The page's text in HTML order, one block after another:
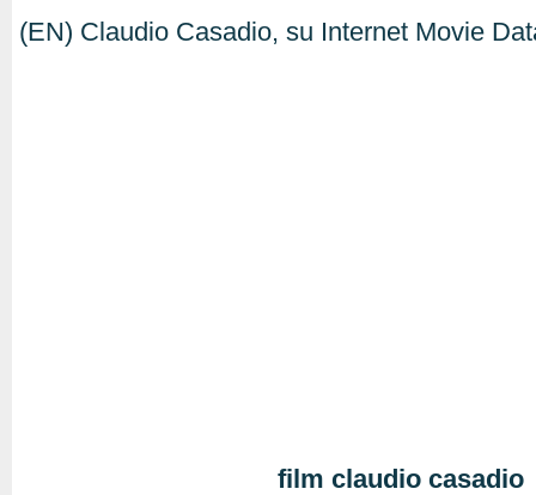
(EN) Claudio Casadio, su Internet Movie
film claudio casadio